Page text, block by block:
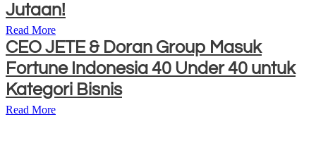
Jutaan!
Read More
CEO JETE & Doran Group Masuk
Fortune Indonesia 40 Under 40 untuk
Kategori Bisnis
Read More